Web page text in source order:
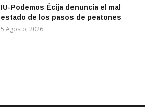
IU-Podemos Écija denuncia el mal
estado de los pasos de peatones
5 Agosto, 2026